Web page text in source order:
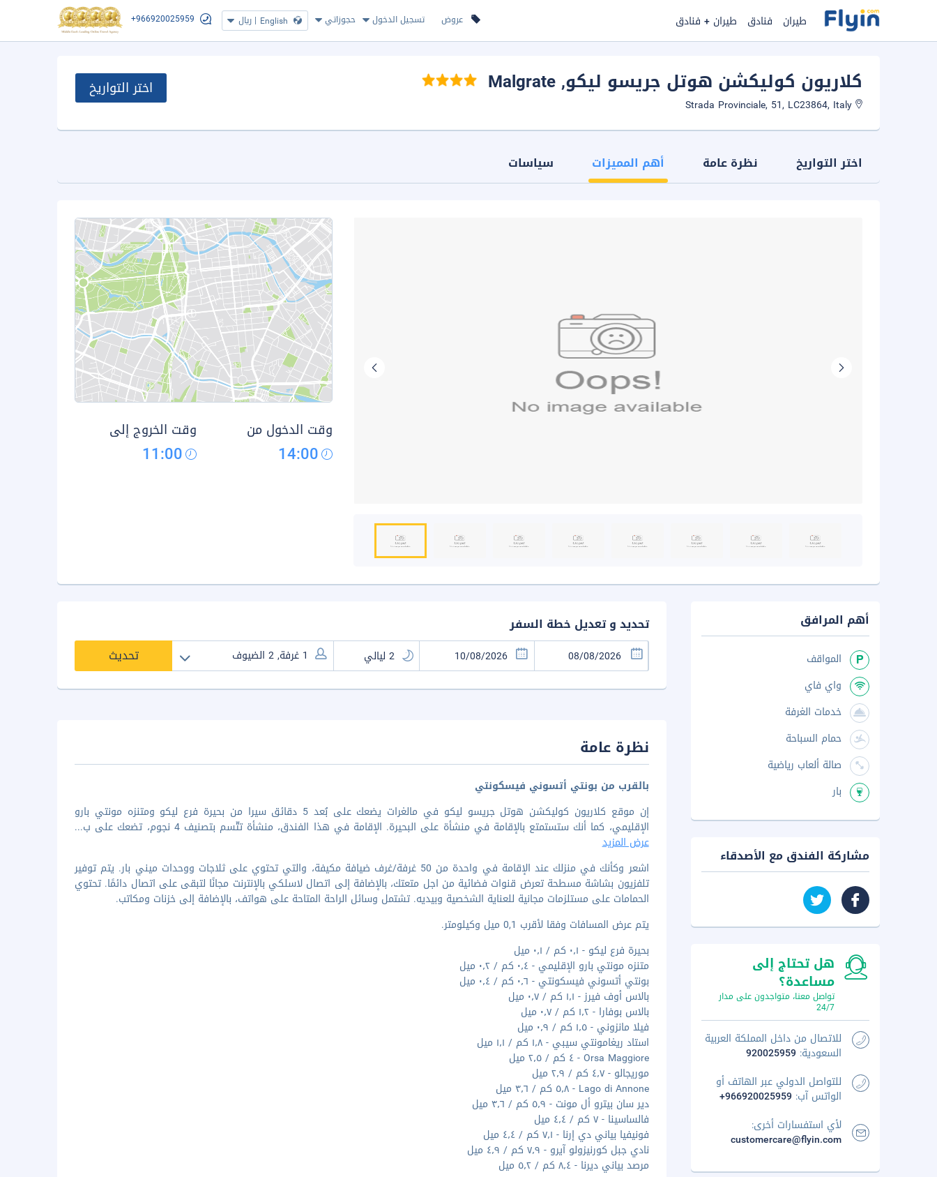
عروض تسجيل الدخول حجوزاتي English
| ريال +966920025959 طيران فنادق طيران + فنادق
كلاريون كوليكشن هوتل جريسو ليكو, Malgrate اختر التواريخ
اختر التواريخ نظرة عامة أهم المميزات سياسات
وقت الدخول من
14:00
وقت الخروج إلى
11:00
تحديد و تعديل خطة السفر
تحديث
نظرة عامة
بالقرب من بونتي أتسوني فيسكونتي
إن موقع كلاريون كوليكشن هوتل جريسو ليكو في مالغرات يضعك على بُعد 5 دقائق سيرا من بحيرة فرع ليكو ومتنزه مونتي بارو
الإقليمي، كما أنك ستستمتع بالإقامة في منشأة على البحيرة. الإقامة في هذا الفندق، منشأة تتّسم بتصنيف 4 نجوم، تضعك على ب
...
عرض المزيد
اشعر وكأنك في منزلك عند الإقامة في واحدة من 50 غرفة/غرف ضيافة مكيفة، والتي تحتوي على ثلاجات ووحدات ميني بار. يتم توفير
تلفزيون بشاشة مسطحة تعرض قنوات فضائية من اجل متعتك، بالإضافة إلى اتصال لاسلكي بالإنترنت مجانًا لتبقى على اتصال دائمًا. تحتوي
الحمامات على مستلزمات مجانية للعناية الشخصية وبيديه. تشتمل وسائل الراحة المتاحة على هواتف، بالإضافة إلى خزنات ومكاتب.
يتم عرض المسافات وفقا لأقرب 0,1 ميل وكيلومتر.
بحيرة فرع ليكو - ٠٫١ كم / ٠٫١ ميل
متنزه مونتي بارو الإقليمي - ٠٫٤ كم / ٠٫٢ ميل
بونتي أتسوني فيسكونتي - ٠٫٦ كم / ٠٫٤ ميل
بالاس أوف فيرز - ١٫١ كم / ٠٫٧ ميل
بالاس بوفارا - ١٫٢ كم / ٠٫٧ ميل
فيلا مانزوني - ١٫٥ كم / ٠٫٩ ميل
استاد ريغامونتي سيبي - ١٫٨ كم / ١٫١ ميل
Orsa Maggiore - ٤ كم / ٢٫٥ ميل
موريجالو - ٤٫٧ كم / ٢٫٩ ميل
Lago di Annone - ٥٫٨ كم / ٣٫٦ ميل
دير سان بيترو أل مونت - ٥٫٩ كم / ٣٫٦ ميل
فالساسينا - ٧ كم / ٤٫٤ ميل
فونيفيا بياني دي إرنا - ٧٫١ كم / ٤٫٤ ميل
نادي جبل كورنيزولو آيرو - ٧٫٩ كم / ٤٫٩ ميل
مرصد بياني ديرنا - ٨٫٤ كم / ٥٫٢ ميل
أهم المرافق
المواقف
واي فاي
خدمات الغرفة
حمام السباحة
صالة ألعاب رياضية
بار
مشاركة الفندق مع الأصدقاء
هل تحتاج إلى
مساعدة؟
تواصل معنا، متواجدون على مدار
24/7
للاتصال من داخل المملكة العربية
السعودية: 920025959
للتواصل الدولي عبر الهاتف أو
الواتس آب: +966920025959
لأي استفسارات أخرى:
customercare@flyin.com